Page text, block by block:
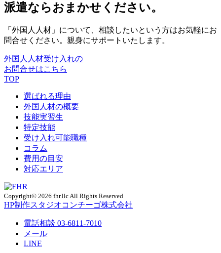
派遣ならおまかせください。
「外国人人材」について、相談したいという方はお気軽にお
問合せください。親身にサポートいたします。
外国人人材受け入れの
お問合せはこちら
TOP
選ばれる理由
外国人材の概要
技能実習生
特定技能
受け入れ可能職種
コラム
費用の目安
対応エリア
Copyright© 2026 fhr.llc All Rights Reserved
HP制作スタジオコンチーゴ株式会社
電話相談 03-6811-7010
メール
LINE